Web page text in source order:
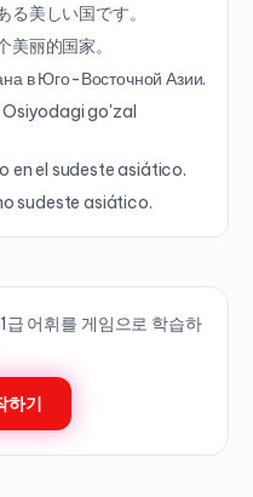
美しい国です。
丽的国家。
в Юго-Восточной Азии.
go'zal
en el sudeste asiático.
sudeste asiático.
1급 어휘를 게임으로 학습하
하기